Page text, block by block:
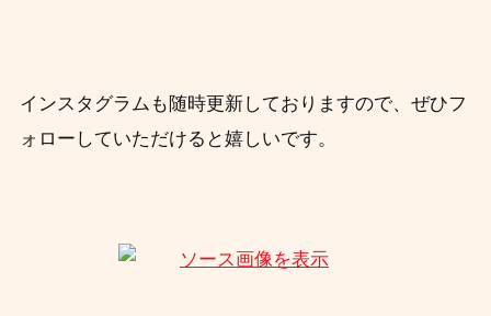
インスタグラムも随時更新しておりますので、ぜひフ
ォローしていただけると嬉しいです。